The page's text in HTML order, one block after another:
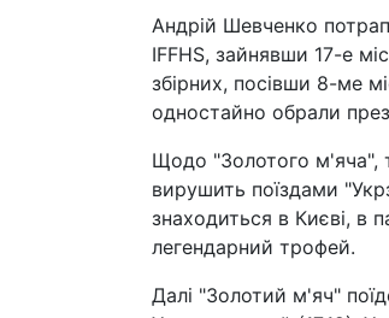
Андрій Шевченко
IFFHS, зайнявши 17-е
збірних, посівши 8-ме
одностайно обрали
Щодо "Золотого м'яча",
вирушить поїздами
знаходиться в Києві, в
легендарний трофей.
Далі "Золотий м'яч"